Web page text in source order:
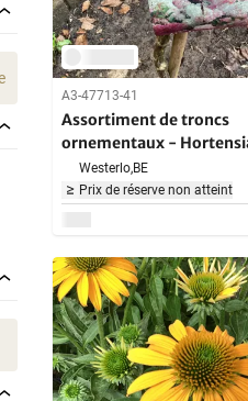
A3-47713-41
Assortiment de troncs
ornementaux -
Acer’s (x10)
Westerlo,BE
Prix de réserve non atteint